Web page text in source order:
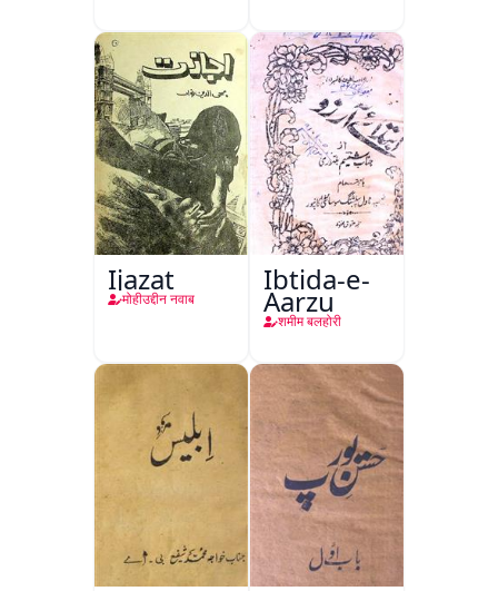
Ijazat
मोहीउद्दीन नवाब
Ibtida-e-
Aarzu
शमीम बलहोरी